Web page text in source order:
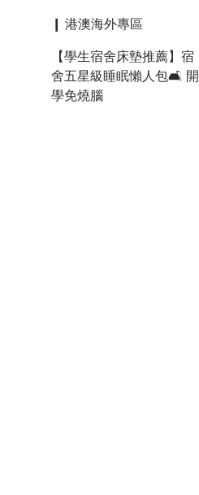
❙ 港澳海外專區
【學生宿舍床墊推薦】宿
舍五星級睡眠懶人包🛋️ 開
學免燒腦